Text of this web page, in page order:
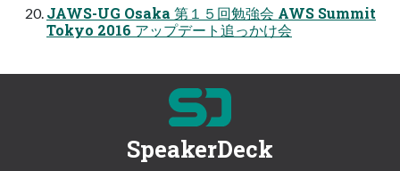
JAWS-UG Osaka 第１５回勉強会 AWS Summit
Tokyo 2016 アップデート追っかけ会
SpeakerDeck